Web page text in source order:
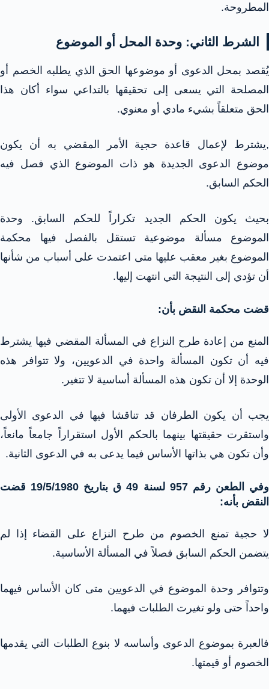
المطروحة.
الشرط الثاني: وحدة المحل أو الموضوع
يُقصد بمحل الدعوى أو موضوعها الحق الذي يطلبه الخصم أو
المصلحة التي يسعى إلى تحقيقها بالتداعي سواء أكان هذا
الحق متعلقاً بشيء مادي أو معنوي.
,يشترط لإعمال قاعدة حجية الأمر المقضي به أن يكون
موضوع الدعوى الجديدة هو ذات الموضوع الذي فصل فيه
الحكم السابق.
بحيث يكون الحكم الجديد تكراراً للحكم السابق. وحدة
الموضوع مسألة موضوعية تستقل بالفصل فيها محكمة
الموضوع بغير معقب عليها متى اعتمدت على أسباب من شأنها
أن تؤدي إلى النتيجة التي انتهت إليها.
قضت محكمة النقض بأن:
المنع من إعادة طرح النزاع في المسألة المقضي فيها يشترط
فيه أن تكون المسألة واحدة في الدعويين، ولا تتوافر هذه
الوحدة إلا أن تكون هذه المسألة أساسية لا تتغير.
يجب أن يكون الطرفان قد تناقشا فيها في الدعوى الأولى
واستقرت حقيقتها بينهما بالحكم الأول استقراراً جامعاً مانعاً،
وأن تكون هي بذاتها الأساس فيما يدعى به في الدعوى الثانية.
وفي الطعن رقم 957 لسنة 49 ق بتاريخ 19/5/1980 قضت
النقض بأنه:
لا حجية تمنع الخصوم من طرح النزاع على القضاء إذا لم
يتضمن الحكم السابق فصلاً في المسألة الأساسية.
وتتوافر وحدة الموضوع في الدعويين متى كان الأساس فيهما
واحداً حتى ولو تغيرت الطلبات فيهما.
فالعبرة بموضوع الدعوى وأساسه لا بنوع الطلبات التي يقدمها
الخصوم أو قيمتها.